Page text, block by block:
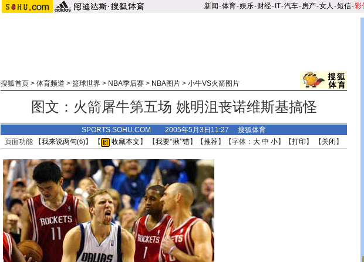
新闻-体育-娱乐-财经- IT-汽车-房产-女人 -短信-彩
搜狐首页 > 体育频道 > 篮球世界 > NBA季后赛 > NBA图片 > 小牛VS火箭图片
图文：火箭屠牛第五场 姚明沮丧诺维斯基搞怪
SPORTS.SOHU.COM 2005年5月3日11:27 搜狐体育
页面功能 【我来说两句(6)】 【 收藏本文 】 【我要“揪”错】【推荐】【字体： 大 中 小】【打印 】 【 关闭 】